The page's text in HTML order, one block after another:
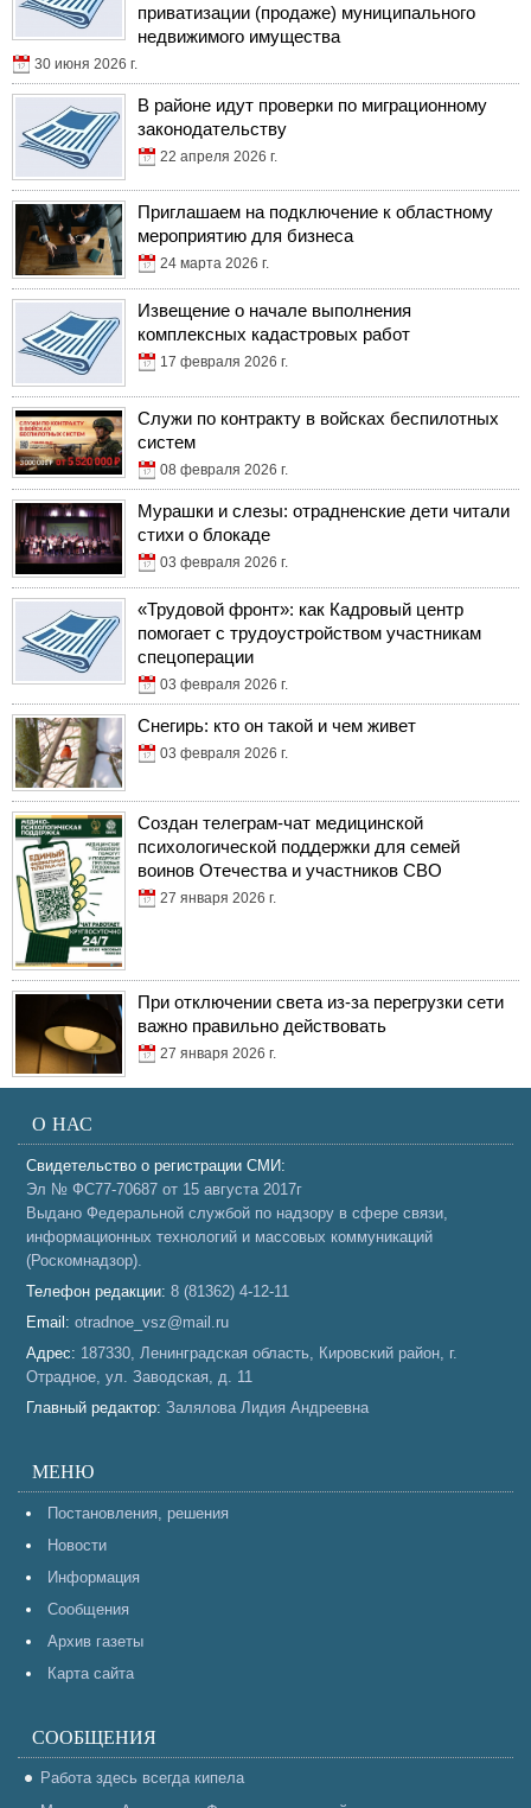
приватизации (продаже) муниципального
недвижимого имущества
30 июня 2026 г.
В районе идут проверки по миграционному
законодательству
22 апреля 2026 г.
Приглашаем на подключение к областному
мероприятию для бизнеса
24 марта 2026 г.
Извещение о начале выполнения
комплексных кадастровых работ
17 февраля 2026 г.
Служи по контракту в войсках беспилотных
систем
08 февраля 2026 г.
Мурашки и слезы: отрадненские дети читали
стихи о блокаде
03 февраля 2026 г.
«Трудовой фронт»: как Кадровый центр
помогает с трудоустройством участникам
спецоперации
03 февраля 2026 г.
Снегирь: кто он такой и чем живет
03 февраля 2026 г.
Создан телеграм-чат медицинской
психологической поддержки для семей
воинов Отечества и участников СВО
27 января 2026 г.
При отключении света из-за перегрузки сети
важно правильно действовать
27 января 2026 г.
О НАС
Свидетельство о регистрации СМИ:
Эл № ФС77-70687 от 15 августа 2017г
Выдано Федеральной службой по надзору в сфере связи,
информационных технологий и массовых коммуникаций
(Роскомнадзор).
Телефон редакции: 8 (81362) 4-12-11
Email: otradnoe_vsz@mail.ru
Адрес: 187330, Ленинградская область, Кировский район, г.
Отрадное, ул. Заводская, д. 11
Главный редактор: Залялова Лидия Андреевна
МЕНЮ
Постановления, решения
Новости
Информация
Сообщения
Архив газеты
Карта сайта
СООБЩЕНИЯ
Работа здесь всегда кипела